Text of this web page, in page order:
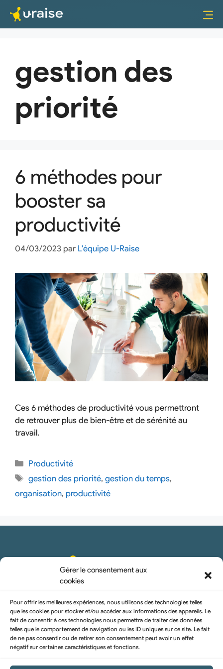
Gérer le consentement aux
cookies
Pour offrir les meilleures expériences, nous utilisons des technologies telles
que les cookies pour stocker et/ou accéder aux informations des appareils. Le
fait de consentir à ces technologies nous permettra de traiter des données
telles que le comportement de navigation ou les ID uniques sur ce site. Le fait
de ne pas consentir ou de retirer son consentement peut avoir un effet
négatif sur certaines caractéristiques et fonctions.
gestion des
priorité
6 méthodes pour
booster sa
productivité
04/03/2023 par L'équipe U-Raise
Ces 6 méthodes de productivité vous permettront
de retrouver plus de bien-être et de sérénité au
travail.
Productivité
gestion des priorité,gestion du temps,
organisation, productivité
hello@uraise.pro
u-raise